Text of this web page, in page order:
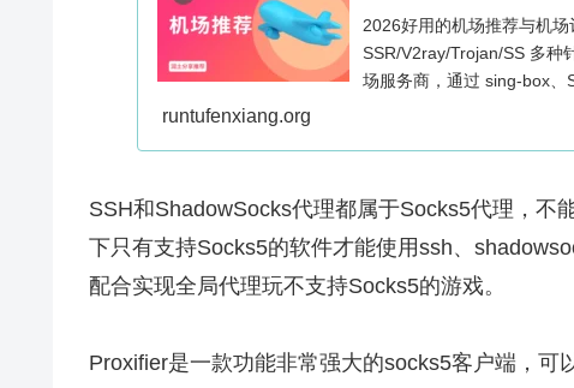
2026好用的机场推荐与机
SSR/V2ray/Trojan/SS 多种
场服务商，通过 sing-box、
的帮助访问海外网络，
runtufenxiang.org
SSH和ShadowSocks代理都属于Socks5代理，不
下只有支持Socks5的软件才能使用ssh、
配合实现全局代理玩不支持Socks5的游戏。
Proxifier是一款功能非常强大的socks5客户端，